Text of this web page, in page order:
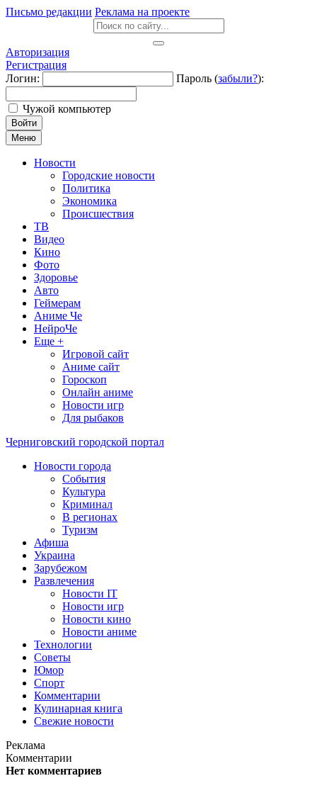
Письмо редакции Реклама на проекте
Авторизация
Регистрация
Логин:
Пароль (забыли?):
Чужой компьютер
Войти
Меню
Новости
Городские новости
Политика
Экономика
Происшествия
ТВ
Видео
Кино
Фото
Здоровье
Авто
Геймерам
Аниме Че
НейроЧе
Еще +
Игровой сайт
Аниме сайт
Гороскоп
Онлайн аниме
Новости игр
Для рыбаков
Черниговский городской портал
Новости города
События
Культура
Криминал
В регионах
Туризм
Афиша
Украина
Зарубежом
Развлечения
Новости IT
Новости игр
Новости кино
Новости аниме
Технологии
Советы
Юмор
Спорт
Комментарии
Кулинарная книга
Свежие новости
Реклама
Комментарии
Нет комментариев